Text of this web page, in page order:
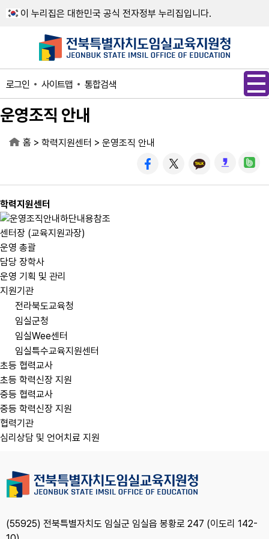
이 누리집은 대한민국 공식 전자정부 누리집입니다.
로그인 사이트맵 통합검색
운영조직 안내
홈 > 학력지원센터 > 운영조직 안내
학력지원센터
센터장 (교육지원과장)
운영 총괄
담당 장학사
운영 기획 및 관리
지원기관
전라북도교육청
임실군청
임실Wee센터
임실특수교육지원센터
초등 협력교사
초등 학력신장 지원
중등 협력교사
중등 학력신장 지원
협력기관
심리상담 및 언어치료 지원
(55925) 전북특별자치도 임실군 임실읍 봉황로 247 (이도리 142-